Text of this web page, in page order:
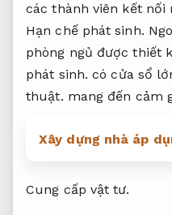
các thành viên kết nối
Hạn chế phát sinh.
phòng ngủ được thiết
phát sinh. có cửa sổ
thuật. mang đến cảm
Xây dựng nhà áp
Cung cấp vật tư.